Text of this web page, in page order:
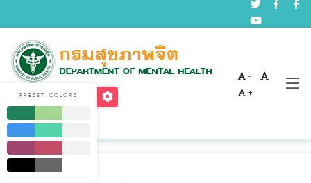
-
+
บทความด้านสุขภาพจิต
Home บริการ
PRESET COLORS